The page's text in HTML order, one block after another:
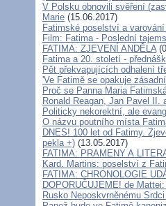
V Polsku obnovili svěření
Marie (15.06.2017)
Fatimské poselství a
Film: Fatima - Poslední
FATIMA: ZJEVENÍ ANDĚLA
Fatima a 20. století -
Pět překvapujících odhalení
'Ve Fatimě se opakuje
Proč se Panna Maria
Ronald Reagan, Jan Pavel II.
Politicky nekorektní, ale
O názvu poutního místa
DNES! 100 let od Fatimy.
pekla +) (13.05.2017)
FATIMA: PRAMENY A
Kard. Martins: poselství z
FATIMA: CHRONOLOGIE
DOPORUČUJEME! de
Rusko Neposkvrněnému